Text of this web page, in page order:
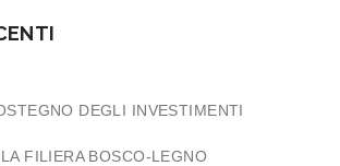
DEGLI INVESTIMENTI
FILIERA BOSCO-LEGNO